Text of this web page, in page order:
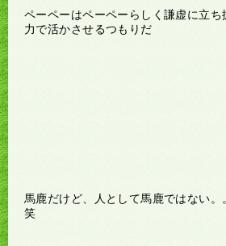
ペーペーはペーペーらしく謙虚に立
力で活かさせるつもりだ
馬鹿だけど、人として馬鹿ではない
笑